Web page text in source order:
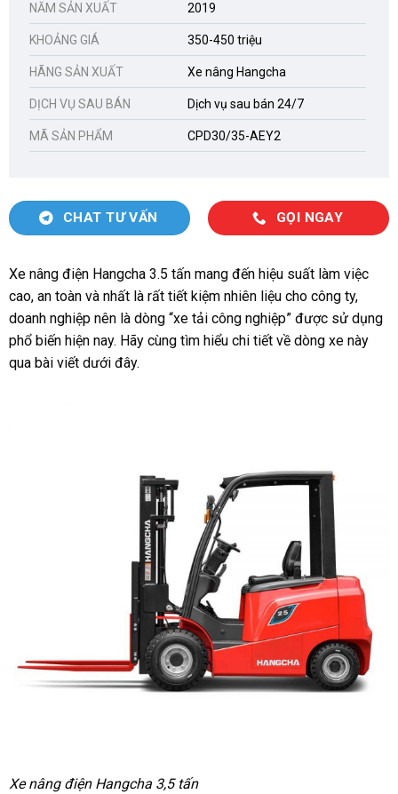
NĂM SẢN XUẤT 2019
KHOẢNG GIÁ 350-450 triệu
HÃNG SẢN XUẤT Xe nâng Hangcha
DỊCH VỤ SAU BÁN Dịch vụ sau bán 24/7
MÃ SẢN PHẨM CPD30/35-AEY2
CHAT TƯ VẤN GỌI NGAY
Xe nâng điện Hangcha 3.5 tấn mang đến hiệu suất làm việc
cao, an toàn và nhất là rất tiết kiệm nhiên liệu cho công ty,
doanh nghiệp nên là dòng “xe tải công nghiệp” được sử dụng
phổ biến hiện nay. Hãy cùng tìm hiểu chi tiết về dòng xe này
qua bài viết dưới đây.
Xe nâng điện Hangcha 3,5 tấn